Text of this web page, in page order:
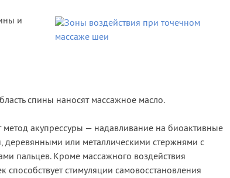
и
спины наносят массажное масло.
акупрессуры — надавливание на биоактивные
или металлическими стержнями с
пальцев. Кроме массажного воздействия
способствует стимуляции самовосстановления